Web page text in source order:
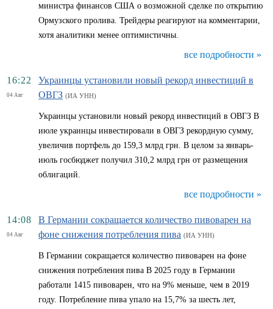
министра финансов США о возможной сделке по открытию
Ормузского пролива. Трейдеры реагируют на комментарии,
хотя аналитики менее оптимистичны.
все подробности »
16:22
04 Авг
Украинцы установили новый рекорд инвестиций в
ОВГЗ (ИА УНН)
Украинцы установили новый рекорд инвестиций в ОВГЗ В
июле украинцы инвестировали в ОВГЗ рекордную сумму,
увеличив портфель до 159,3 млрд грн. В целом за январь-
июль госбюджет получил 310,2 млрд грн от размещения
облигаций.
все подробности »
14:08
04 Авг
В Германии сокращается количество пивоварен на
фоне снижения потребления пива (ИА УНН)
В Германии сокращается количество пивоварен на фоне
снижения потребления пива В 2025 году в Германии
работали 1415 пивоварен, что на 9% меньше, чем в 2019
году. Потребление пива упало на 15,7% за шесть лет,